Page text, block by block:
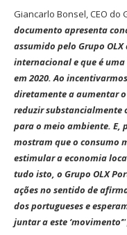
Giancarlo Bonsel, CEO do
documento apresenta
assumido pelo Grupo
internacional e que é
em 2020. Ao
diretamente a aumentar
reduzir substancialmente
para o meio ambiente. E,
mostram que o consumo
estimular a economia
tudo isto, o Grupo OLX
ações no sentido de
dos portugueses e
juntar a este ‘movimento’